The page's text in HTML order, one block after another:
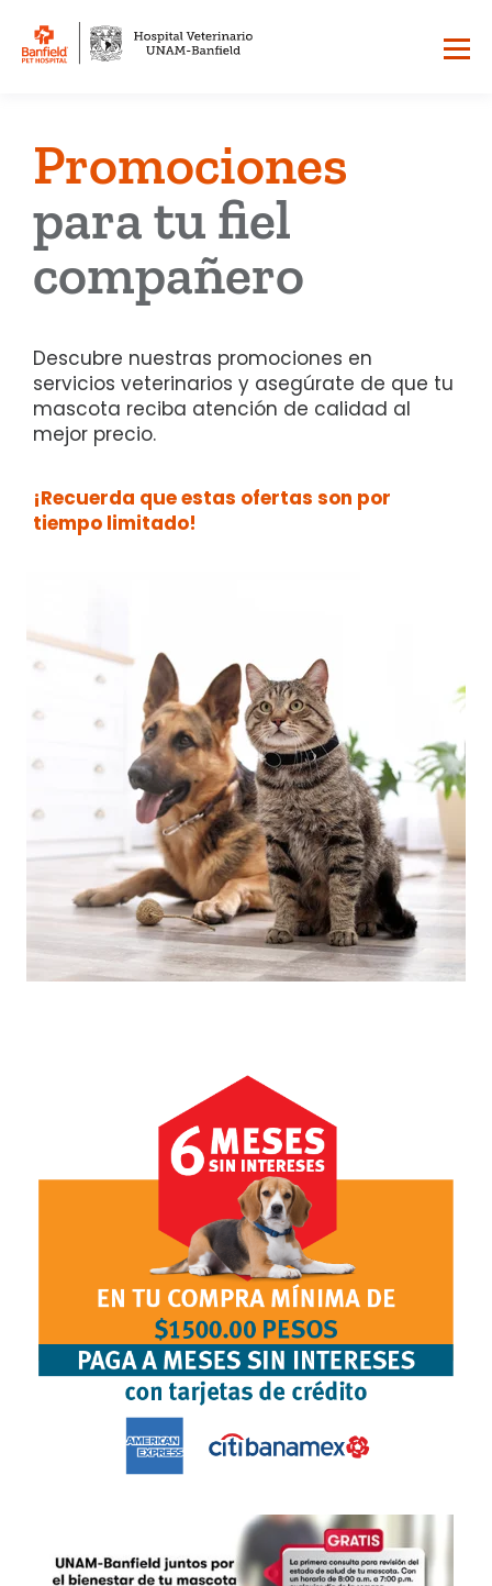
Promociones
para tu fiel
compañero
Descubre nuestras promociones en
servicios veterinarios y asegúrate de que tu
mascota reciba atención de calidad al
mejor precio.
¡Recuerda que estas ofertas son por
tiempo limitado!